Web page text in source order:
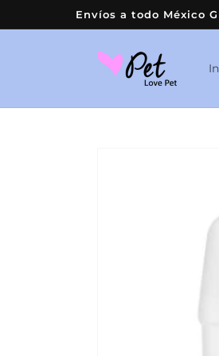
directamente
al contenido
Envíos a todo México